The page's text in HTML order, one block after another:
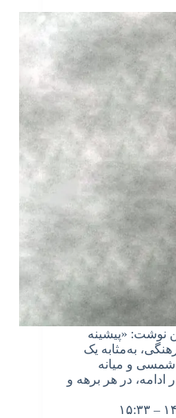
نوشت: «پیشینه
به‌مثابه یک
سوژه تحقیق، به اوایل سده ۱۴ شمسی و میانه
در هر برهه و